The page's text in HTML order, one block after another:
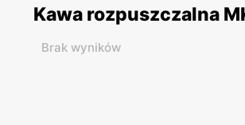
Kawa rozpuszczalna
Brak wyników